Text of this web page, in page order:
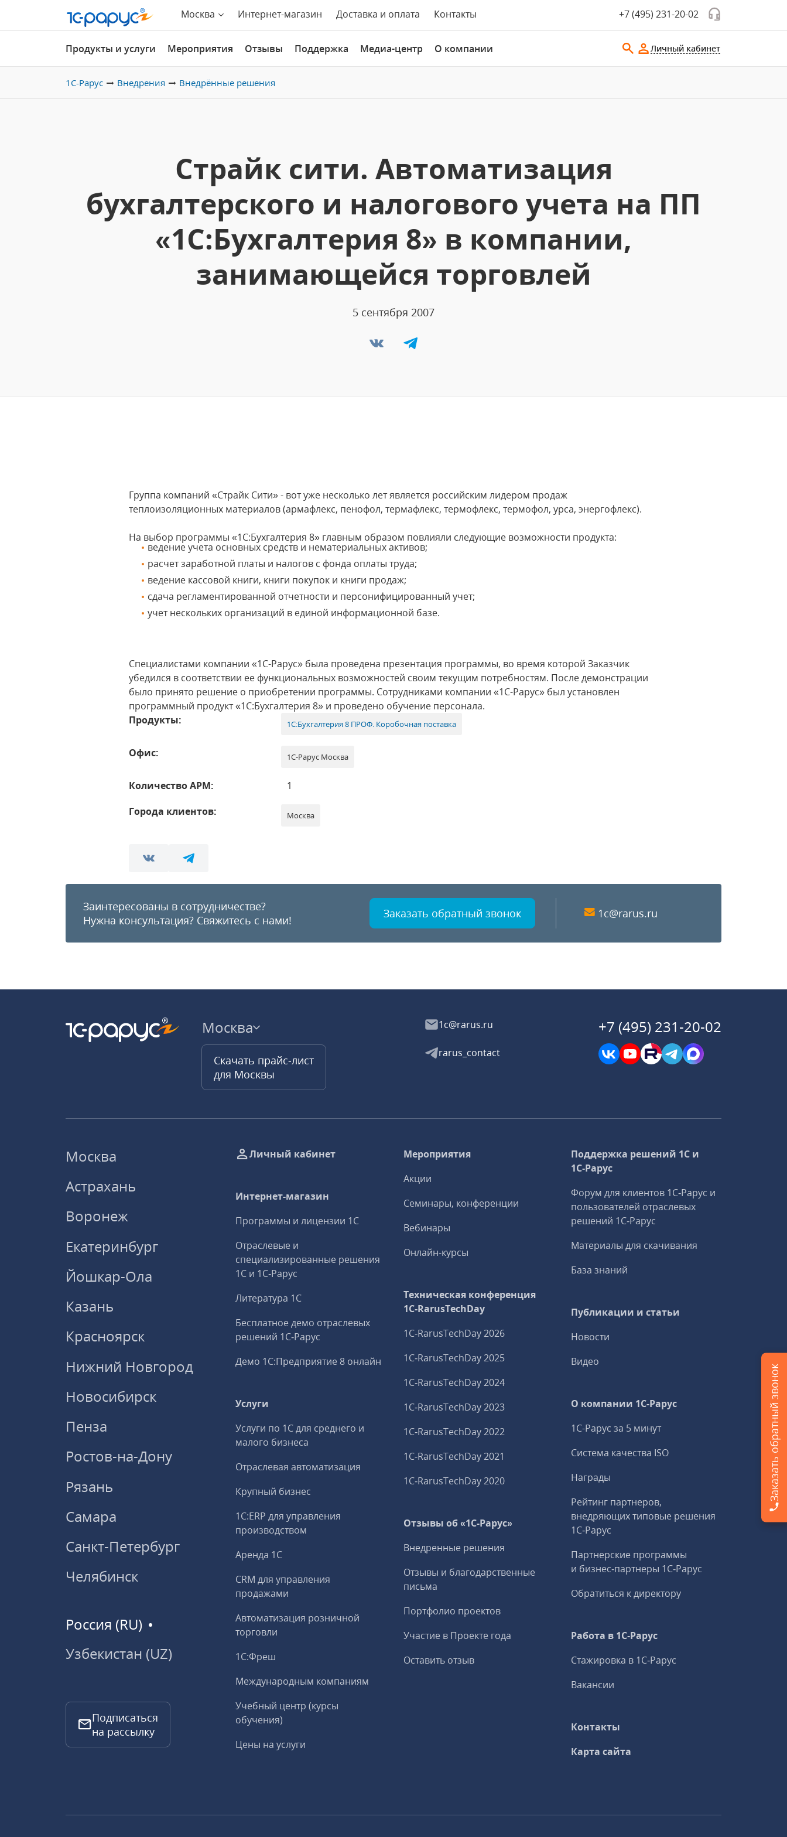
Москва Интернет-магазин Доставка и оплата Контакты +7 (495) 231-20-02
Продукты и услуги Мероприятия Отзывы Поддержка Медиа-центр О компании Личный кабинет
1С-Рарус Внедрения Внедрённые решения
Страйк сити. Автоматизация
бухгалтерского и налогового учета на ПП
«1С:Бухгалтерия 8» в компании,
занимающейся торговлей
5 сентября 2007
Группа компаний «Страйк Сити» - вот уже несколько лет является российским лидером продаж
теплоизоляционных материалов (армафлекс, пенофол, термафлекс, термофлекс, термофол, урса, энергофлекс).
На выбор программы «1С:Бухгалтерия 8» главным образом повлияли следующие возможности продукта:
ведение учета основных средств и нематериальных активов;
расчет заработной платы и налогов с фонда оплаты труда;
ведение кассовой книги, книги покупок и книги продаж;
сдача регламентированной отчетности и персонифицированный учет;
учет нескольких организаций в единой информационной базе.
Специалистами компании «1С-Рарус» была проведена презентация программы, во время которой Заказчик
убедился в соответствии ее функциональных возможностей своим текущим потребностям. После демонстрации
было принято решение о приобретении программы. Сотрудниками компании «1С-Рарус» был установлен
программный продукт «1С:Бухгалтерия 8» и проведено обучение персонала.
Продукты:
1С:Бухгалтерия 8 ПРОФ. Коробочная поставка
Офис: 1С-Рарус Москва
Количество АРМ:
1
Города клиентов:
Москва
Заинтересованы в сотрудничестве?
Нужна консультация? Свяжитесь с нами! Заказать обратный звонок 1c@rarus.ru
Москва
Скачать прайс-лист
для Москвы
1c@rarus.ru
rarus_contact
+7 (495) 231-20-02
Москва
Астрахань
Воронеж
Екатеринбург
Йошкар-Ола
Казань
Красноярск
Нижний Новгород
Новосибирск
Пенза
Ростов-на-Дону
Рязань
Самара
Санкт-Петербург
Челябинск
Россия (RU)
Узбекистан (UZ)
Подписаться
на рассылку
Личный кабинет
Интернет-магазин
Программы и лицензии 1С
Отраслевые и
специализированные решения
1С и 1С‑Рарус
Литература 1С
Бесплатное демо отраслевых
решений 1С‑Рарус
Демо 1С:Предприятие 8 онлайн
Услуги
Услуги по 1С для среднего и
малого бизнеса
Отраслевая автоматизация
Крупный бизнес
1С:ERP для управления
производством
Аренда 1С
CRM для управления
продажами
Автоматизация розничной
торговли
1С:Фреш
Международным компаниям
Учебный центр (курсы
обучения)
Цены на услуги
Мероприятия
Акции
Семинары, конференции
Вебинары
Онлайн-курсы
Техническая конференция
1C‑RarusTechDay
1C‑RarusTechDay 2026
1C‑RarusTechDay 2025
1C‑RarusTechDay 2024
1C‑RarusTechDay 2023
1C‑RarusTechDay 2022
1C‑RarusTechDay 2021
1C‑RarusTechDay 2020
Отзывы об «1С-Рарус»
Внедренные решения
Отзывы и благодарственные
письма
Портфолио проектов
Участие в Проекте года
Оставить отзыв
Поддержка решений 1С и
1С‑Рарус
Форум для клиентов 1С‑Рарус и
пользователей отраслевых
решений 1С‑Рарус
Материалы для скачивания
База знаний
Публикации и статьи
Новости
Видео
О компании 1C-Рарус
1С-Рарус за 5 минут
Система качества ISO
Награды
Рейтинг партнеров,
внедряющих типовые решения
1С‑Рарус
Партнерские программы
и бизнес‑партнеры 1С‑Рарус
Обратиться к директору
Работа в 1С‑Рарус
Стажировка в 1С‑Рарус
Вакансии
Контакты
Карта сайта
Заказать обратный звонок